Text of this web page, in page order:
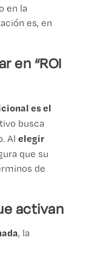
en la
es, en
en “ROI
es el
busca
Al elegir
que su
de
activan
, la